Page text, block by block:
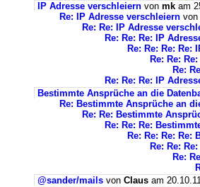
IP Adresse verschleiern von mk am
Re: IP Adresse verschleiern von
Re: Re: IP Adresse
Re: Re: Re: IP
Re: Re: Re: Re:
Re: Re:
Re:
Re: Re: Re: IP
Bestimmte Ansprüche an die
Re: Bestimmte Ansprüche an
Re: Re: Bestimmte
Re: Re: Re:
Re: Re: Re:
Re: Re:
Re:
@sander/mails von Claus am